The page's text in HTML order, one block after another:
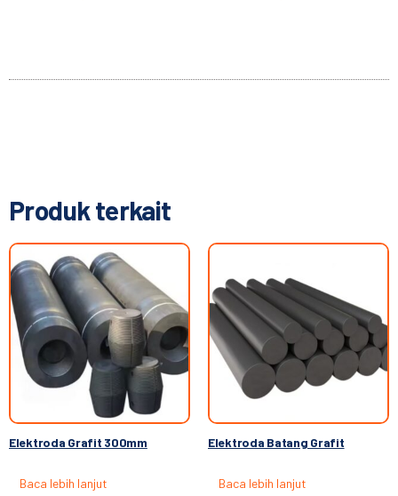
Produk terkait
Elektroda Grafit 300mm
Baca lebih lanjut
Elektroda Batang Grafit
Baca lebih lanjut